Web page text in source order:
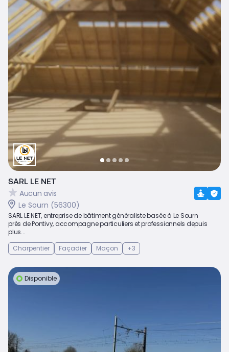
SARL LE NET
Aucun avis
Le Sourn (56300)
SARL LE NET, entreprise de bâtiment généraliste basée à Le Sourn
près de Pontivy, accompagne particuliers et professionnels depuis
plus...
Charpentier
Façadier Maçon +3
Disponible